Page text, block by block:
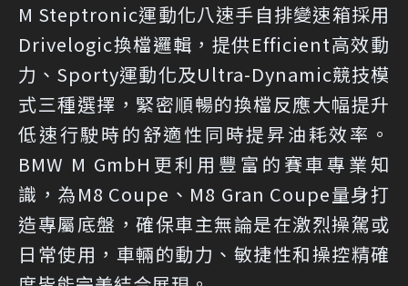
M Steptronic運動化八速手自排變速箱採用
Drivelogic換檔邏輯，提供Efficient高效動
力、Sporty運動化及Ultra-Dynamic競技模
式三種選擇，緊密順暢的換檔反應大幅提升
低速行駛時的舒適性同時提昇油耗效率。
BMW M GmbH更利用豐富的賽車專業知
識，為M8 Coupe、M8 Gran Coupe量身打
造專屬底盤，確保車主無論是在激烈操駕或
日常使用，車輛的動力、敏捷性和操控精確